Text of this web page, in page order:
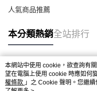
人氣商品推薦
本分類熱銷全站排行
熱門標籤
本網站中使用 cookie，欲查詢有
望在電腦上使用 cookie 時應如何
權條款 」之 Cookie 聲明。您繼